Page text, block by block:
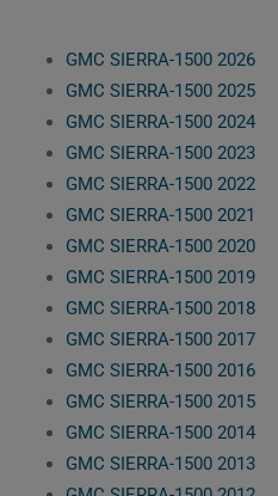
GMC SIERRA-1500 2026
GMC SIERRA-1500 2025
GMC SIERRA-1500 2024
GMC SIERRA-1500 2023
GMC SIERRA-1500 2022
GMC SIERRA-1500 2021
GMC SIERRA-1500 2020
GMC SIERRA-1500 2019
GMC SIERRA-1500 2018
GMC SIERRA-1500 2017
GMC SIERRA-1500 2016
GMC SIERRA-1500 2015
GMC SIERRA-1500 2014
GMC SIERRA-1500 2013